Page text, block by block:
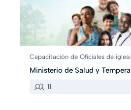
Capacitación de Oficiales de
Ministerio de Salud y
11